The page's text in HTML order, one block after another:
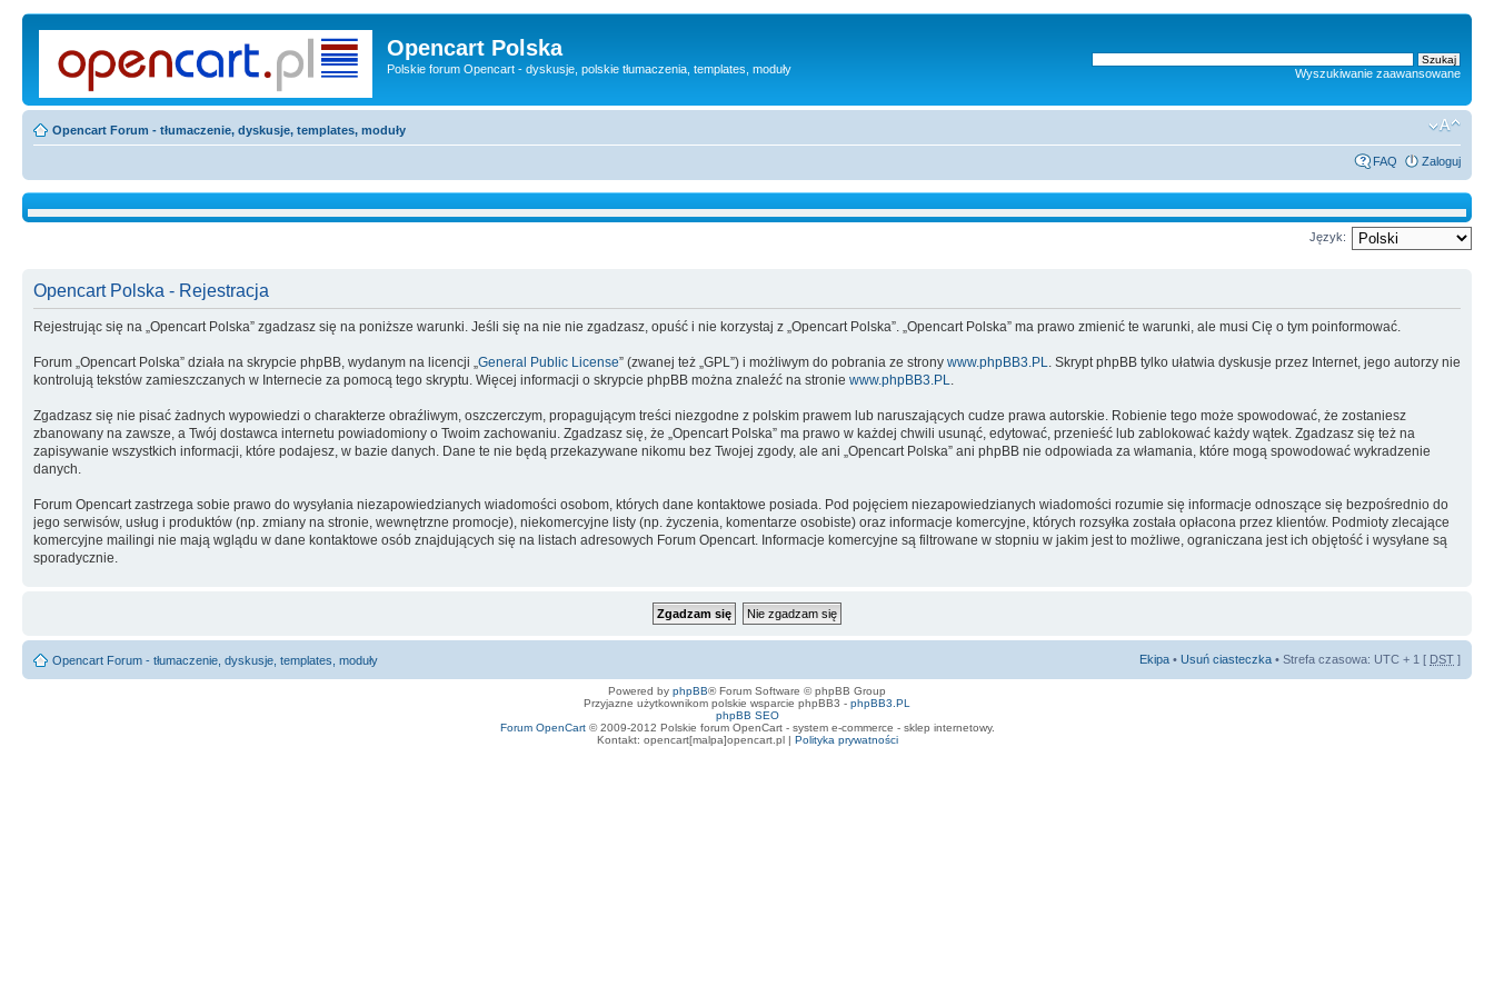
Opencart Polska
Polskie forum Opencart - dyskusje, polskie tłumaczenia, templates, moduły Wyszukiwanie zaawansowane
Opencart Forum - tłumaczenie, dyskusje, templates, moduły
FAQ Zaloguj
Język:
Opencart Polska - Rejestracja
Rejestrując się na „Opencart Polska” zgadzasz się na poniższe warunki. Jeśli się na nie nie zgadzasz, opuść i nie korzystaj z „Opencart Polska”. „Opencart Polska” ma prawo zmienić te warunki, ale musi Cię o tym poinformować.
Forum „Opencart Polska” działa na skrypcie phpBB, wydanym na licencji „ General Public License” (zwanej też „GPL”) i możliwym do pobrania ze strony www.phpBB3.PL
. Skrypt phpBB tylko ułatwia dyskusje przez Internet, jego autorzy nie
kontrolują tekstów zamieszczanych w Internecie za pomocą tego skryptu. Więcej informacji o skrypcie phpBB można znaleźć na stronie www.phpBB3.PL
Zgadzasz się nie pisać żadnych wypowiedzi o charakterze obraźliwym, oszczerczym, propagującym treści niezgodne z polskim prawem lub naruszających cudze prawa autorskie. Robienie tego może spowodować, że zostaniesz
zbanowany na zawsze, a Twój dostawca internetu powiadomiony o Twoim zachowaniu. Zgadzasz się, że „Opencart Polska” ma prawo w każdej chwili usunąć, edytować, przenieść lub zablokować każdy wątek. Zgadzasz się też na
zapisywanie wszystkich informacji, które podajesz, w bazie danych. Dane te nie będą przekazywane nikomu bez Twojej zgody, ale ani „Opencart Polska” ani phpBB nie odpowiada za włamania, które mogą spowodować wykradzenie
danych.
Forum Opencart zastrzega sobie prawo do wysyłania niezapowiedzianych wiadomości osobom, których dane kontaktowe posiada. Pod pojęciem niezapowiedzianych wiadomości rozumie się informacje odnoszące się bezpośrednio do
jego serwisów, usług i produktów (np. zmiany na stronie, wewnętrzne promocje), niekomercyjne listy (np. życzenia, komentarze osobiste) oraz informacje komercyjne, których rozsyłka została opłacona przez klientów. Podmioty zlecające
komercyjne mailingi nie mają wglądu w dane kontaktowe osób znajdujących się na listach adresowych Forum Opencart. Informacje komercyjne są filtrowane w stopniu w jakim jest to możliwe, ograniczana jest ich objętość i wysyłane są
sporadycznie.
Opencart Forum - tłumaczenie, dyskusje, templates, moduły Ekipa • Usuń ciasteczka • Strefa czasowa: UTC + 1 [ DST ]
Powered by phpBB® Forum Software © phpBB Group
Przyjazne użytkownikom polskie wsparcie phpBB3 - phpBB3.PL
phpBB SEO
Forum OpenCart© 2009-2012 Polskie forum OpenCart - system e-commerce - sklep internetowy.
Kontakt: opencart[malpa]opencart.pl | Polityka prywatności